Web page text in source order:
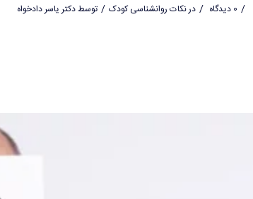
/ 0 دیدگاه / درنکات روانشناسی کودک / توسطدکتر یاسر دادخواه